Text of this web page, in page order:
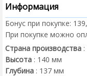
Информация
Бонус при покупке:
При покупке можно
Страна производства :
Высота : 140 мм
Глубина : 137 мм